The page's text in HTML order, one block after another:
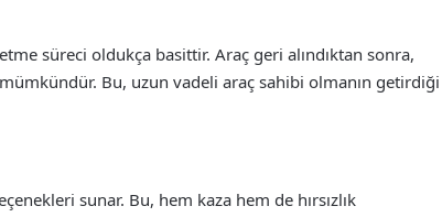
süreci oldukça basittir. Araç geri alındıktan sonra,
Bu, uzun vadeli araç sahibi olmanın getirdiği
sunar. Bu, hem kaza hem de hırsızlık